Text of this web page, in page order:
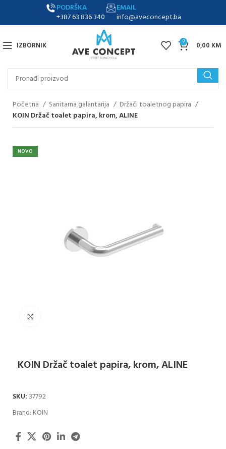
PODRŠKA
+387 63 836 340
EMAIL
info@aveconcept.ba
IZBORNIK 0 0,00 KM
Početna Sanitarna galantarija
Držači toaletnog papira
KOIN Držač toalet papira, krom, ALINE
NOVO
KOIN Držač toalet papira, krom, ALINE
SKU: 37792
Brand: KOIN